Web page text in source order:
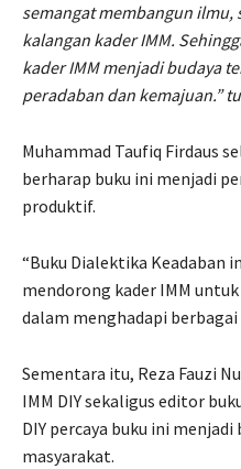
semangat membangun ilmu,
kalangan kader IMM.
kader IMM menjadi budaya
peradaban dan kemajuan.”
Muhammad Taufiq Firdaus
berharap buku ini menjadi
produktif.
“Buku Dialektika Keadaban
mendorong kader IMM
dalam menghadapi
Sementara itu, Reza Fauzi
IMM DIY sekaligus editor
DIY percaya buku ini
masyarakat.